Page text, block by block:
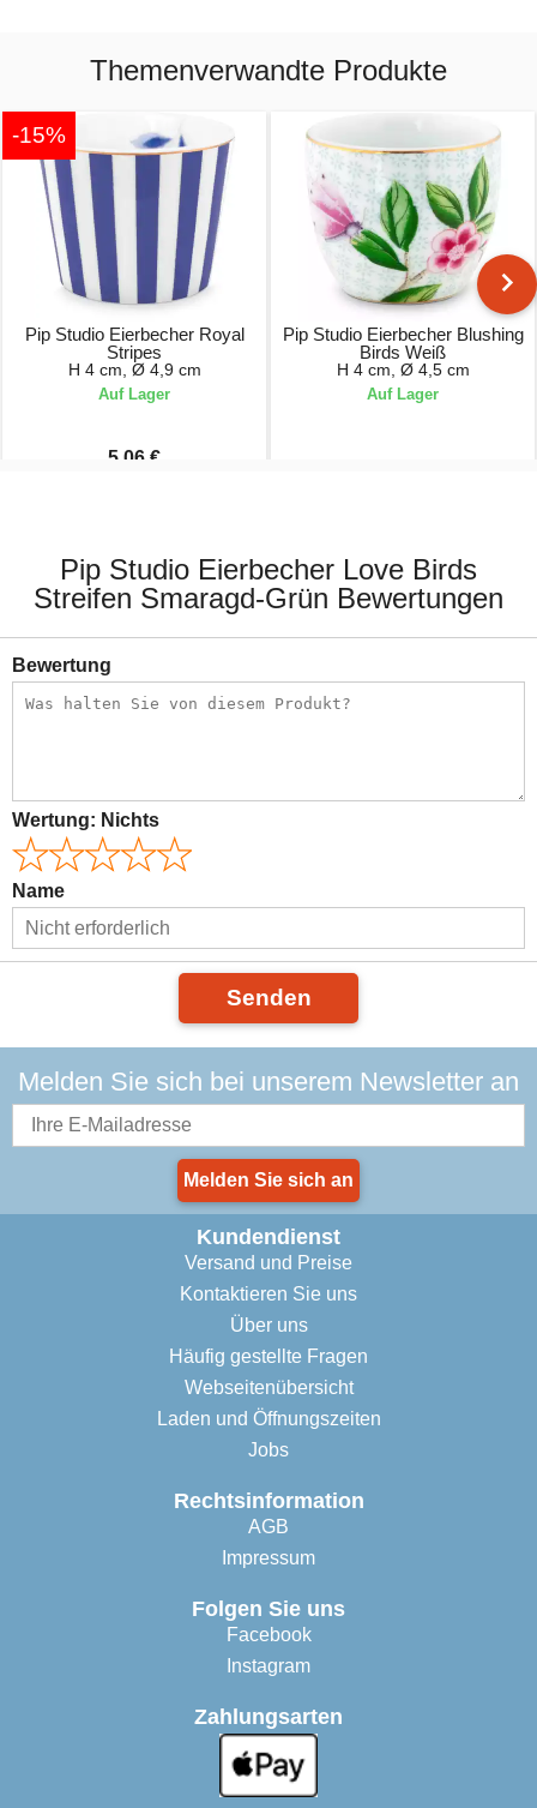
Themenverwandte Produkte
-15%
Pip Studio Eierbecher Royal
Stripes
H 4 cm, Ø 4,9 cm
Auf Lager
5,06 €
Pip Studio Eierbecher Blushing
Birds Weiß
H 4 cm, Ø 4,5 cm
Auf Lager
Pip Studio Eierbecher Love Birds
Streifen Smaragd-Grün Bewertungen
Bewertung
Wertung: Nichts
Name
Senden
Melden Sie sich bei unserem Newsletter an
Melden Sie sich an
Kundendienst
Versand und Preise
Kontaktieren Sie uns
Über uns
Häufig gestellte Fragen
Webseitenübersicht
Laden und Öffnungszeiten
Jobs
Rechtsinformation
AGB
Impressum
Folgen Sie uns
Facebook
Instagram
Zahlungsarten